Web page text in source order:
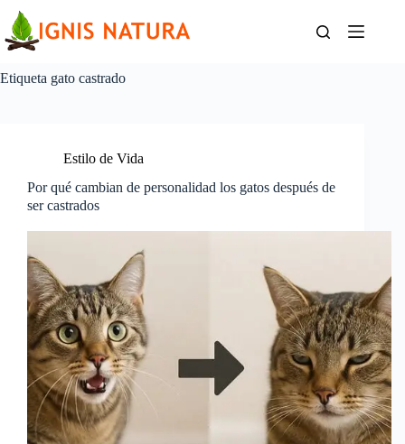
contenido
Etiqueta gato castrado
Estilo de Vida
Por qué cambian de personalidad los gatos después de
ser castrados